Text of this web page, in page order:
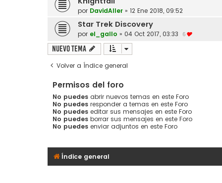
por DavidAller » 12 Ene 2018, 09:52
Star Trek Discovery
por el_gallo » 04 Oct 2017, 03:33 6
Nuevo Tema
Volver a Índice general
Permisos del foro
No puedes abrir nuevos temas en este Foro
No puedes responder a temas en este Foro
No puedes editar sus mensajes en este Foro
No puedes borrar sus mensajes en este Foro
No puedes enviar adjuntos en este Foro
Índice general